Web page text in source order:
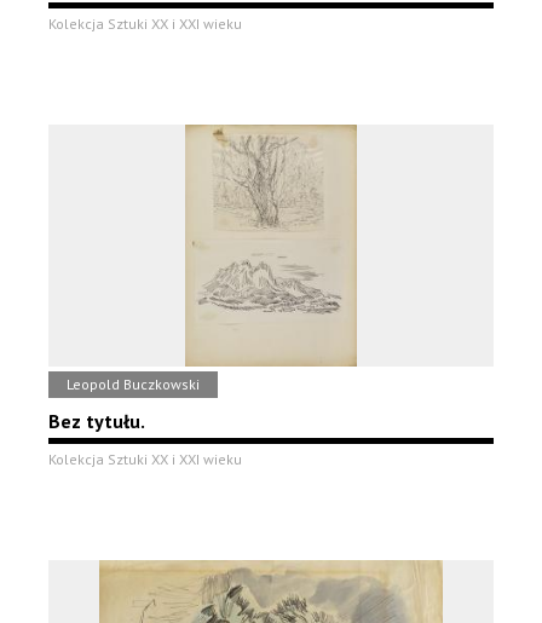
Kolekcja Sztuki XX i XXI wieku
Leopold Buczkowski
Bez tytułu.
Kolekcja Sztuki XX i XXI wieku